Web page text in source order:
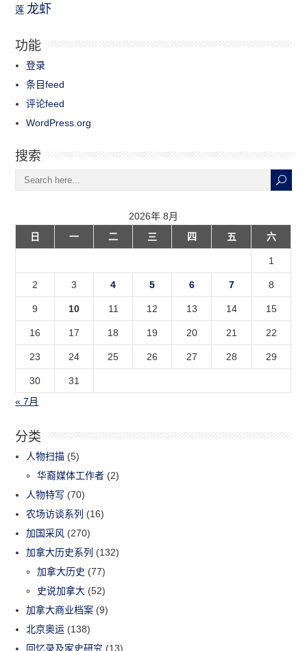
莲 龙虾
功能
登录
条目feed
评论feed
WordPress.org
搜索
2026年 8月
日
一 二 三 四 五 六
1
2 3 4 5 6 7 8
9 10 11 12 13 14 15
16 17 18 19 20 21 22
23 24 25 26 27 28 29
30
31
« 7月
分类
人物扫描 (5)
华裔媒体工作者 (2)
人物特写 (70)
农场访谈系列 (16)
加国采风 (270)
加拿大历史系列 (132)
加拿大历史 (77)
史说加拿大 (52)
加拿大商业档案 (9)
北京奥运 (138)
回忆录及家史研究 (13)